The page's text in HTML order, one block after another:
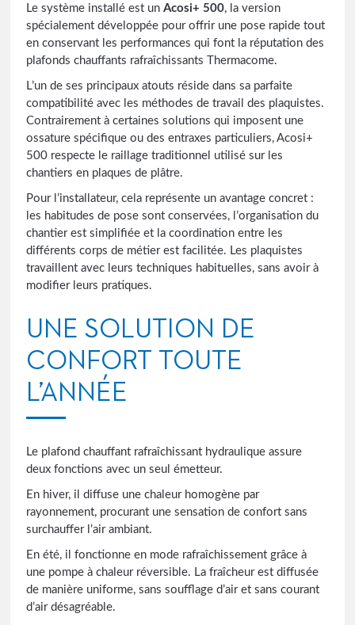
Le système installé est unAcosi+ 500, la version
spécialement développée pour offrir une pose rapide tout
en conservant les performances qui font la réputation des
plafonds chauffants rafraîchissants Thermacome.
L’un de ses principaux atouts réside dans sa parfaite
compatibilité avec les méthodes de travail des plaquistes.
Contrairement à certaines solutions qui imposent une
ossature spécifique ou des entraxes particuliers, Acosi+
500 respecte le raillage traditionnel utilisé sur les
chantiers en plaques de plâtre.
Pour l’installateur, cela représente un avantage concret :
les habitudes de pose sont conservées, l’organisation du
chantier est simplifiée et la coordination entre les
différents corps de métier est facilitée. Les plaquistes
travaillent avec leurs techniques habituelles, sans avoir à
modifier leurs pratiques.
UNE SOLUTION DE
CONFORT TOUTE
L’ANNÉE
Le plafond chauffant rafraîchissant hydraulique assure
deux fonctions avec un seul émetteur.
En hiver, il diffuse une chaleur homogène par
rayonnement, procurant une sensation de confort sans
surchauffer l’air ambiant.
En été, il fonctionne en mode rafraîchissement grâce à
une pompe à chaleur réversible. La fraîcheur est diffusée
de manière uniforme, sans soufflage d’air et sans courant
d’air désagréable.